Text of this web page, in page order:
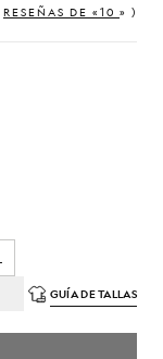
RESEÑAS DE «10 » )
GUÍA DE TALLAS